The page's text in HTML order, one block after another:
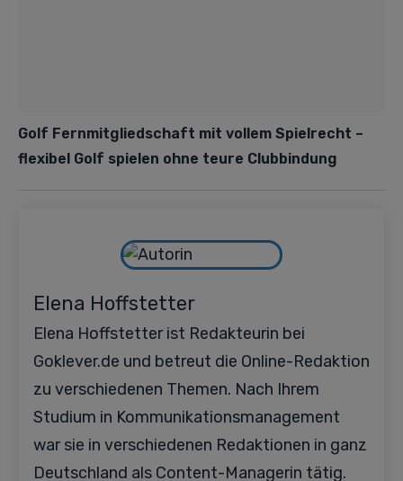
Golf Fernmitgliedschaft mit vollem Spielrecht –
flexibel Golf spielen ohne teure Clubbindung
Elena Hoffstetter
Elena Hoffstetter ist Redakteurin bei
Goklever.de und betreut die Online-Redaktion
zu verschiedenen Themen. Nach Ihrem
Studium in Kommunikationsmanagement
war sie in verschiedenen Redaktionen in ganz
Deutschland als Content-Managerin tätig.